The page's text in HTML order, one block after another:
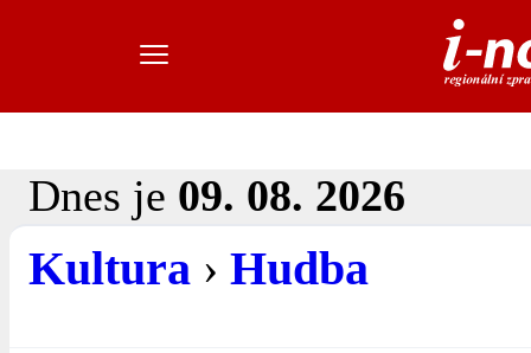
Dnes je 09. 08. 2026
Kultura › Hudba